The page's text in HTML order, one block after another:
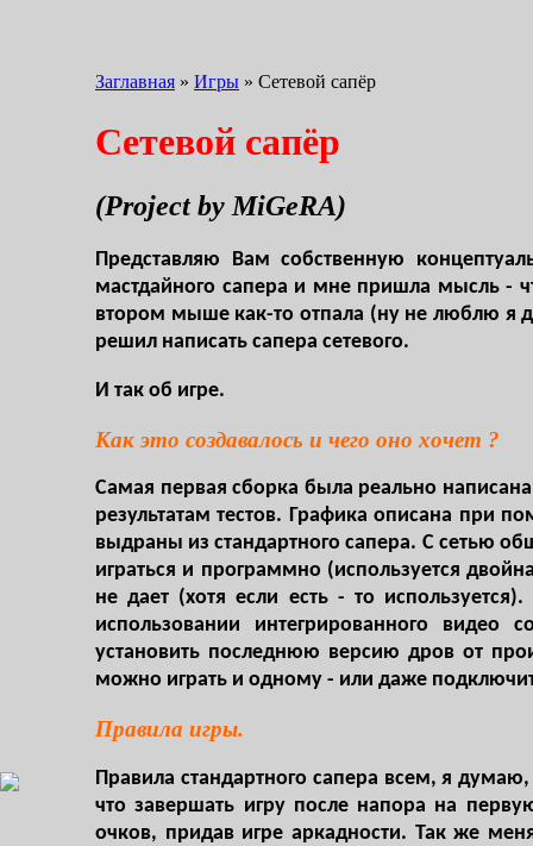
Сетевой сапёр
(Project by MiGeRA)
Представляю Вам собственную
мастдайного сапера и мне пришла мысль -
втором мыше как-то отпала (ну не люблю я
решил написать сапера сетевого.
И так об игре.
Как это создавалось и чего оно хочет ?
Самая первая сборка была реально
результатам тестов. Графика описана при
выдраны из стандартного сапера. С сетью
играться и программно (используется
не дает (хотя если есть - то
использовании интегрированного видео
установить последнюю версию дров от
можно играть и одному - или даже
Правила игры.
Правила стандартного сапера всем, я
что завершать игру после напора на
очков, придав игре аркадности. Так же
Заглавная » Игры » Сетевой сапёр